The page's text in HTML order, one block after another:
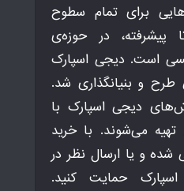
برای تمام سطوح
پیشرفته، در حوزه‌ی
است. دیجی اسپارک
طرح و بنیانگذاری شد.
دیجی اسپارک با
می‌شوند. با خرید
شده و یا ارسال نظر در
حمایت کنید.